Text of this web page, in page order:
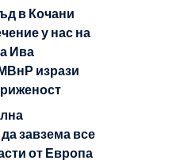
в Кочани
у нас на
Ива
изрази
завзема все
от Европа